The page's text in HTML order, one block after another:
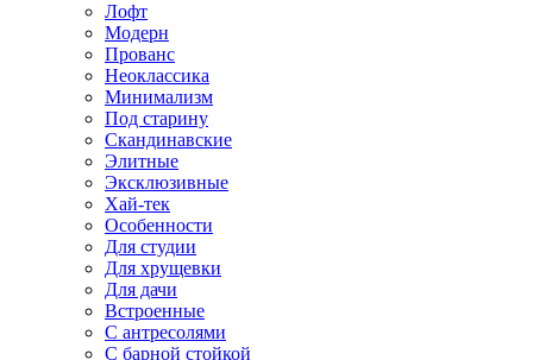
Лофт
Модерн
Прованс
Неоклассика
Минимализм
Под старину
Скандинавские
Элитные
Эксклюзивные
Хай-тек
Особенности
Для студии
Для хрущевки
Для дачи
Встроенные
С антресолями
С барной стойкой